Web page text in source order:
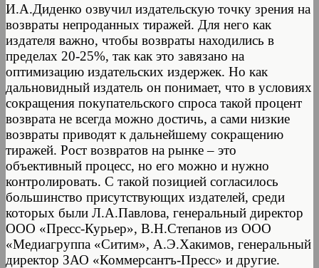
И.А.Диденко озвучил издательскую точку зрения на
возвраты непроданных тиражей. Для него как
издателя важно, чтобы возвраты находились в
пределах 20-25%, так как это завязано на
оптимизацию издательских издержек. Но как
дальновидный издатель он понимает, что в условиях
сокращения покупательского спроса такой процент
возврата не всегда можно достичь, а сами низкие
возвраты приводят к дальнейшему сокращению
тиражей. Рост возвратов на рынке – это
объективный процесс, но его можно и нужно
контролировать. С такой позицией согласилось
большинство присутствующих издателей, среди
которых были Л.А.Павлова, генеральный директор
ООО «Пресс-Курьер», В.Н.Степанов из ООО
«Медиагруппа «Ситим», А.Э.Хакимов, генеральный
директор ЗАО «Коммерсантъ-Пресс» и другие.